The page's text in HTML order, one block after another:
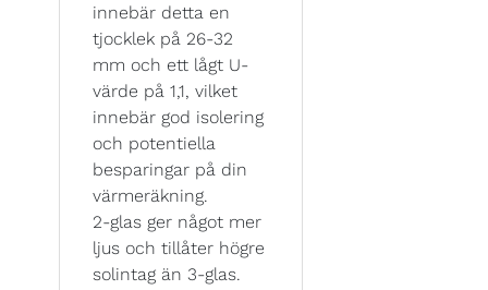
innebär detta en
tjocklek på 26-32
mm och ett lågt U-
värde på 1,1, vilket
innebär god isolering
och potentiella
besparingar på din
värmeräkning.
2-glas ger något mer
ljus och tillåter högre
solintag än 3-glas.